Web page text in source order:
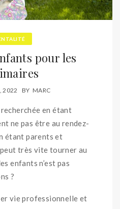
pour les
2022 BY MARC
en étant
ne pas être au rendez-
étant parents et
très vite tourner au
enfants n’est pas
?
vie professionnelle et